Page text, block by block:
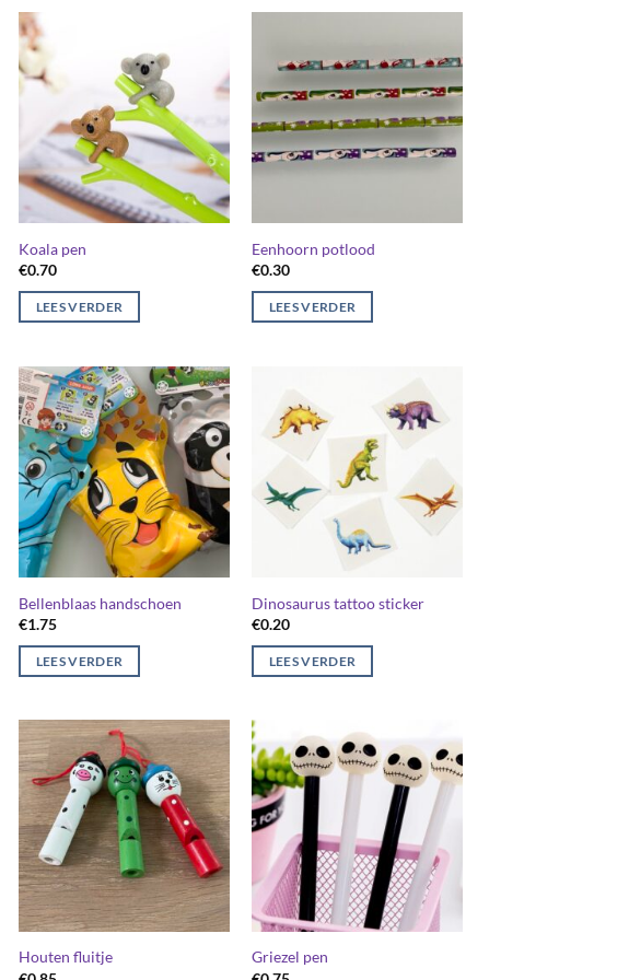
Koala pen
€0.70
LEES VERDER
Eenhoorn potlood
€0.30
LEES VERDER
Bellenblaas handschoen
€1.75
LEES VERDER
Dinosaurus tattoo sticker
€0.20
LEES VERDER
Houten fluitje
Griezel pen